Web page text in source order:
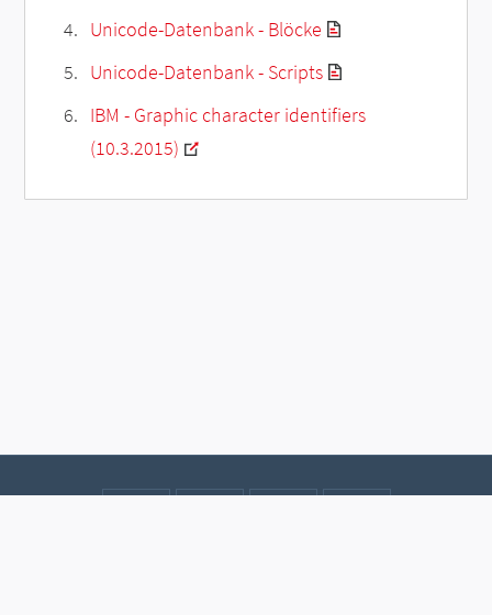
Unicode-Datenbank - Blöcke
Unicode-Datenbank - Scripts
IBM - Graphic character identifiers
(10.3.2015)